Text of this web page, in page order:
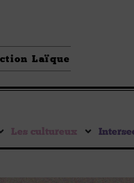
Laïque
Les cultureux